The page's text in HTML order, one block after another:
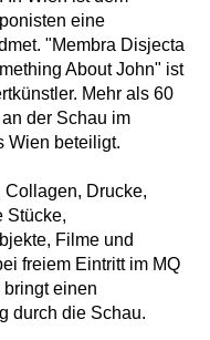
eine
"Membra Disjecta
About John" ist
Mehr als 60
der Schau im
Wien beteiligt.
Drucke,
Stücke,
Filme und
freiem Eintritt im MQ
einen
durch die Schau.